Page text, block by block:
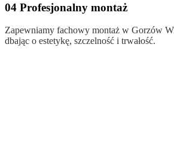
04 Profesjonalny montaż
Zapewniamy fachowy montaż w Gorzów
dbając o estetykę, szczelność i trwałość.